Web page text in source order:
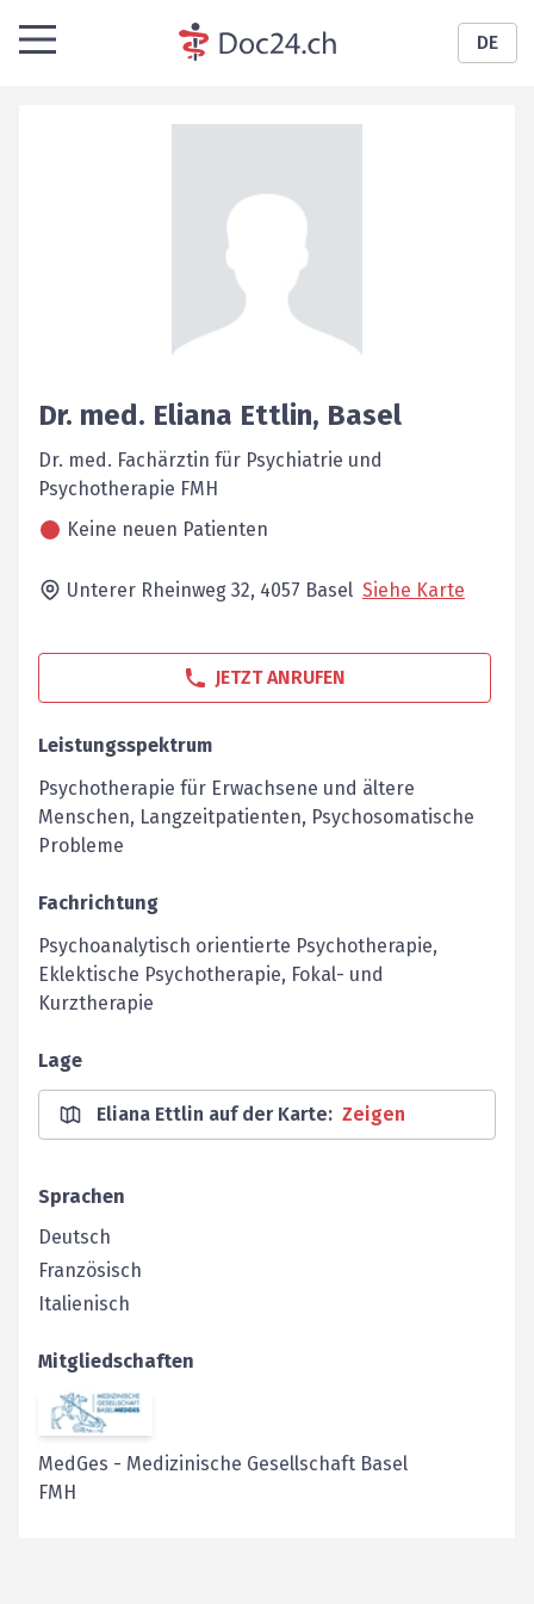
DE
Dr. med. Eliana Ettlin, Basel
Dr. med. Fachärztin für Psychiatrie und
Psychotherapie FMH
Keine neuen Patienten
Unterer Rheinweg 32, 4057 Basel Siehe Karte
JETZT ANRUFEN
Leistungsspektrum
Psychotherapie für Erwachsene und ältere
Menschen, Langzeitpatienten, Psychosomatische
Probleme
Fachrichtung
Psychoanalytisch orientierte Psychotherapie,
Eklektische Psychotherapie, Fokal- und
Kurztherapie
Lage
Eliana Ettlin auf der Karte: Zeigen
Sprachen
Deutsch
Französisch
Italienisch
Mitgliedschaften
MedGes - Medizinische Gesellschaft Basel
FMH